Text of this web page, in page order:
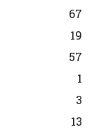
67
19
57
1
3
13